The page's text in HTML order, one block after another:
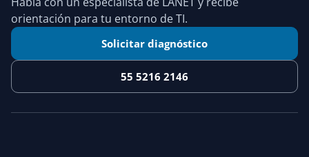
orientación para tu entorno de TI.
Solicitar diagnóstico
55 5216 2146